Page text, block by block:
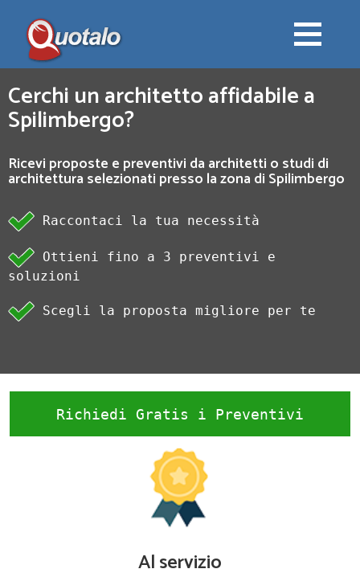
Cerchi un architetto affidabile a
Spilimbergo?
Ricevi proposte e preventivi da architetti o studi di
architettura selezionati presso la zona di Spilimbergo
Raccontaci la tua necessità
Ottieni fino a 3 preventivi e
soluzioni
Scegli la proposta migliore per te
Richiedi Gratis i Preventivi
Al servizio